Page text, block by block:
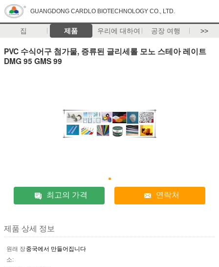
GUANGDONG CARDLO BIOTECHNOLOGY CO., LTD.
집 제품 우리에 대하여 공장 여행 >>
PVC 수식어구 첨가물, 증류된 글리세롤 모노 스테아 레이트
DMG 95 GMS 99
최고의 가격 연락처
제품 상세 정보
원래 장
소:
중국에서 만들어집니다